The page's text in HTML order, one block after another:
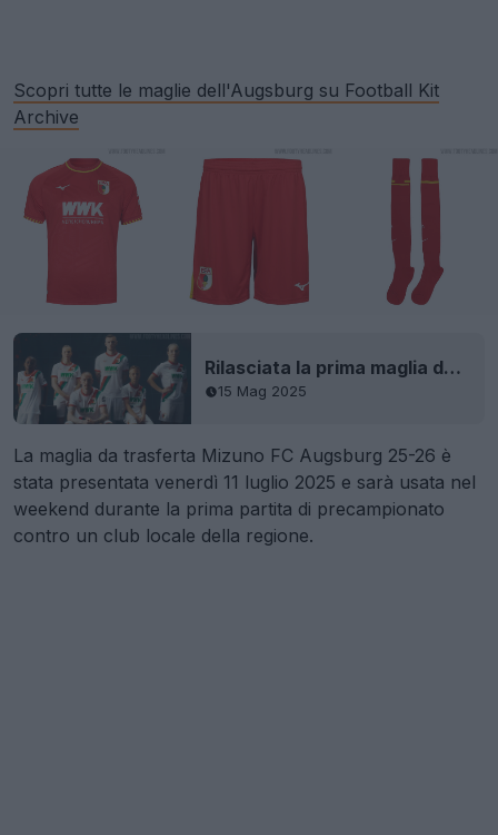
Scopri tutte le maglie dell'Augsburg su Football Kit
Archive
Rilasciata la prima maglia dell'Augsburg 25-26
15 Mag 2025
La maglia da trasferta Mizuno FC Augsburg 25-26 è
stata presentata venerdì 11 luglio 2025 e sarà usata nel
weekend durante la prima partita di precampionato
contro un club locale della regione.